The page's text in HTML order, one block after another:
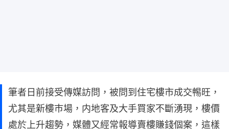
筆者日前接受傳媒訪問，被問到住宅樓市成交𣈱旺，
尤其是新樓巿場，内地客及大手買家不斷湧現，樓價
處於上升趨勢，媒體又經常報導賣樓賺錢個案，這樣